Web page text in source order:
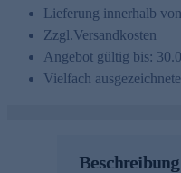
Lieferung innerhalb
Zzgl.Versandkosten
Angebot gültig bis:
Vielfach
Beschreibung